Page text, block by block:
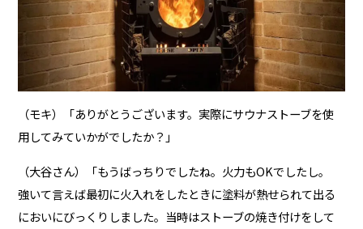
（モキ）「ありがとうございます。実際にサウナストーブを使
用してみていかがでしたか？」
（大谷さん）「もうばっちりでしたね。火力もOKでしたし。
強いて言えば最初に火入れをしたときに塗料が熱せられて出る
においにびっくりしました。当時はストーブの焼き付けをして